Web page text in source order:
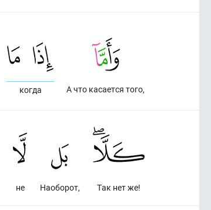
А что касается того,
когда
Так нет же!
Наоборот,
не